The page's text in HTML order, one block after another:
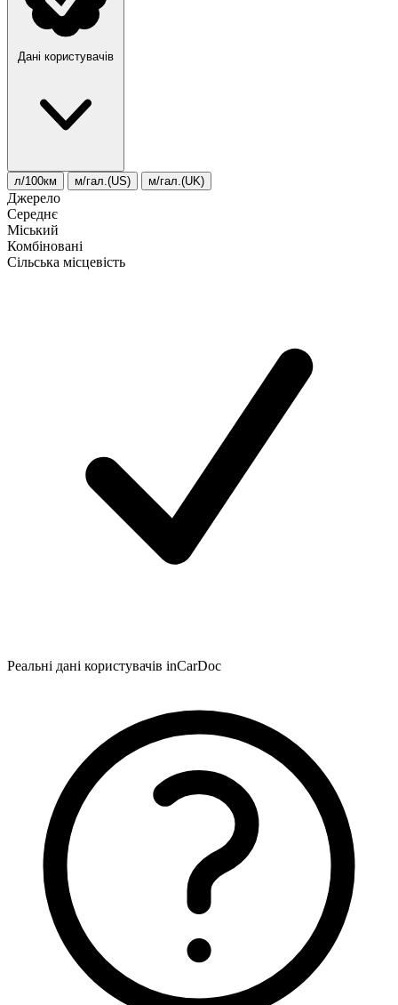
Дані користувачів
л/100км м/гал.(US) м/гал.(UK)
Джерело
Середнє
Міський
Комбіновані
Сільська місцевість
Реальні дані користувачів inCarDoc